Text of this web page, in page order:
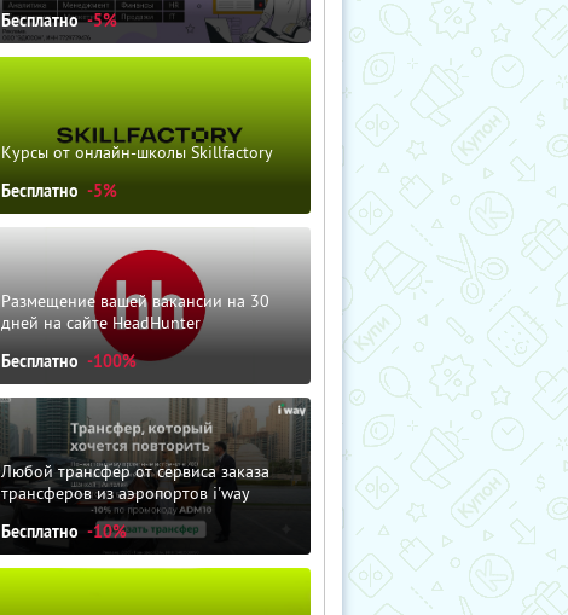
Бесплатно -5%
Курсы от онлайн-школы Skillfactory
Бесплатно -5%
Размещение вашей вакансии на 30
дней на сайте HeadHunter
Бесплатно -100%
Любой трансфер от сервиса заказа
трансферов из аэропортов i'way
Бесплатно -10%